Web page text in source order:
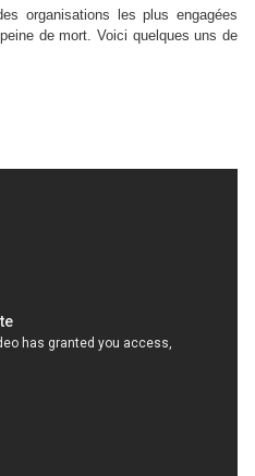
organisations les plus engagées
de mort. Voici quelques uns de